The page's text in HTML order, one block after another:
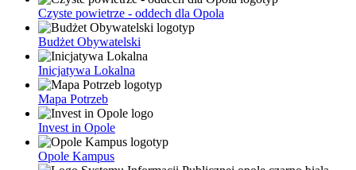
Czyste powietrze - oddech dla Opola
Budżet Obywatelski
Inicjatywa Lokalna
Mapa Potrzeb
Invest in Opole
Opole Kampus